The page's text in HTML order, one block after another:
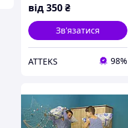
від350₴
Зв'язатися
ATTEKS 98%